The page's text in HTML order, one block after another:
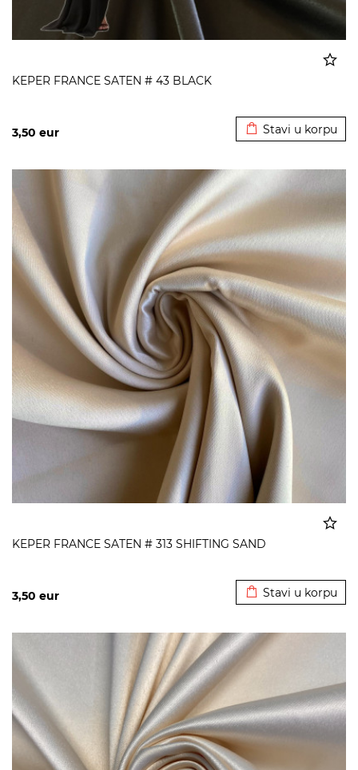
KEPER FRANCE SATEN # 43 BLACK
3,50 eur Stavi u korpu
KEPER FRANCE SATEN # 313 SHIFTING SAND
3,50 eur Stavi u korpu